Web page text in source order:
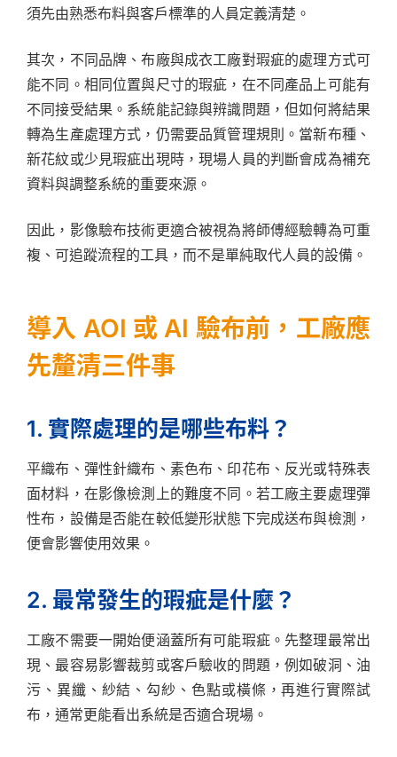
須先由熟悉布料與客戶標準的人員定義清楚。
其次，不同品牌、布廠與成衣工廠對瑕疵的處理方式可
能不同。相同位置與尺寸的瑕疵，在不同產品上可能有
不同接受結果。系統能記錄與辨識問題，但如何將結果
轉為生產處理方式，仍需要品質管理規則。當新布種、
新花紋或少見瑕疵出現時，現場人員的判斷會成為補充
資料與調整系統的重要來源。
因此，影像驗布技術更適合被視為將師傅經驗轉為可重
複、可追蹤流程的工具，而不是單純取代人員的設備。
導入 AOI 或 AI 驗布前，工廠應
先釐清三件事
1. 實際處理的是哪些布料？
平織布、彈性針織布、素色布、印花布、反光或特殊表
面材料，在影像檢測上的難度不同。若工廠主要處理彈
性布，設備是否能在較低變形狀態下完成送布與檢測，
便會影響使用效果。
2. 最常發生的瑕疵是什麼？
工廠不需要一開始便涵蓋所有可能瑕疵。先整理最常出
現、最容易影響裁剪或客戶驗收的問題，例如破洞、油
污、異纖、紗結、勾紗、色點或橫條，再進行實際試
布，通常更能看出系統是否適合現場。